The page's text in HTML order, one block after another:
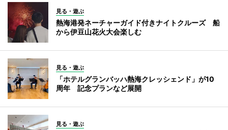
見る・遊ぶ
熱海港発ネーチャーガイド付きナイトクルーズ 船
から伊豆山花火大会楽しむ
見る・遊ぶ
「ホテルグランバッハ熱海クレッシェンド」が10
周年 記念プランなど展開
見る・遊ぶ